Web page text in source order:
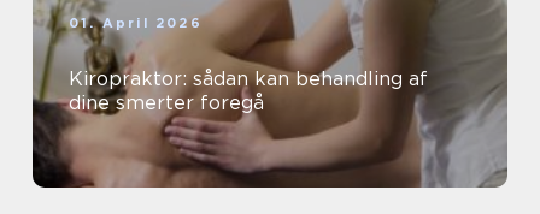
01. April 2026
Kiropraktor: sådan kan behandling af
dine smerter foregå